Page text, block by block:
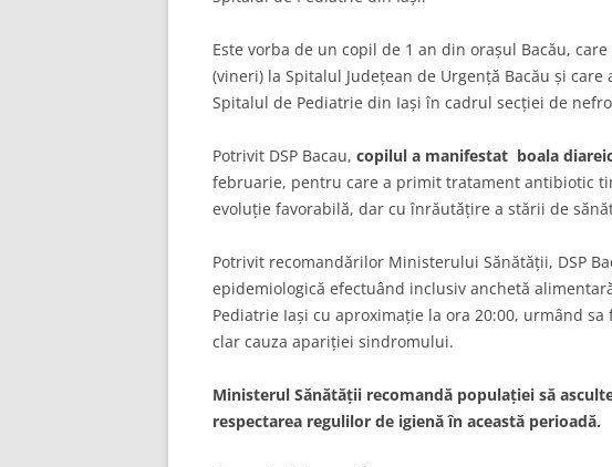
Este vorba de un copil de 1 an din orașul Bacău,
(vineri) la Spitalul Județean de Urgență Bacău și
Spitalul de Pediatrie din Iași în cadrul secției de
Potrivit DSP Bacau, copilul a manifestat boala
februarie, pentru care a primit tratament antibiotic
evoluție favorabilă, dar cu înrăutățire a stării de
Potrivit recomandărilor Ministerului Sănătății, DSP
epidemiologică efectuând inclusiv anchetă
Pediatrie Iași cu aproximație la ora 20:00, urmând
clar cauza apariției sindromului.
Ministerul Sănătății recomandă populației să
respectarea regulilor de igienă în această perioadă.